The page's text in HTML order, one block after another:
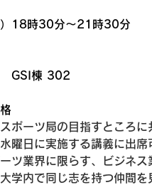
）18時30分〜21時30分
GSI棟 302
ポーツ局の目指すところに
曜日に実施する講義に出席
ツ業界に限らす、ビジネ
学内で同じ志を持つ仲間を